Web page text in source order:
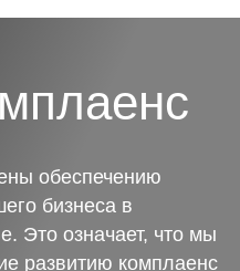
обеспечению
бизнеса в
Это означает, что мы
развитию комплаенс